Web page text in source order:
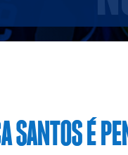
SANTOS É